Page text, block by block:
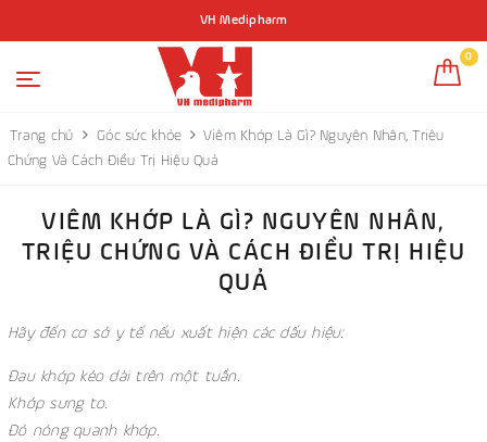
VH Medipharm
0
Trang chủ Góc sức khỏe
Viêm Khớp Là Gì? Nguyên Nhân, Triệu
Chứng Và Cách Điều Trị Hiệu Quả
VIÊM KHỚP LÀ GÌ? NGUYÊN NHÂN,
TRIỆU CHỨNG VÀ CÁCH ĐIỀU TRỊ HIỆU
QUẢ
Hãy đến cơ sở y tế nếu xuất hiện các dấu hiệu:
Đau khớp kéo dài trên một tuần.
Khớp sưng to.
Đỏ nóng quanh khớp.